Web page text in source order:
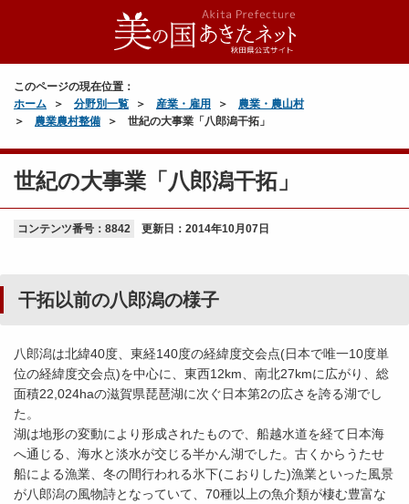
このページの現在位置：
ホーム
分野別一覧 産業・雇用
農業・農山村
農業農村整備
世紀の大事業「八郎潟干拓」
世紀の大事業「八郎潟干拓」
コンテンツ番号：8842 更新日： 2014年10月07日
干拓以前の八郎潟の様子
八郎潟は北緯40度、東経140度の経緯度交会点(日本で唯一10度単
位の経緯度交会点)を中心に、東西12km、南北27kmに広がり、総
面積22 024haの滋賀県琵琶湖に次ぐ日本第2の広さを誇る湖でし
た。
湖は地形の変動により形成されたもので、船越水道を経て日本海
へ通じる、海水と淡水が交じる半かん湖でした。古くからうたせ
船による漁業、冬の間行われる氷下(こおりした)漁業といった風景
が八郎潟の風物詩となっていて、70種以上の魚介類が棲む豊富な